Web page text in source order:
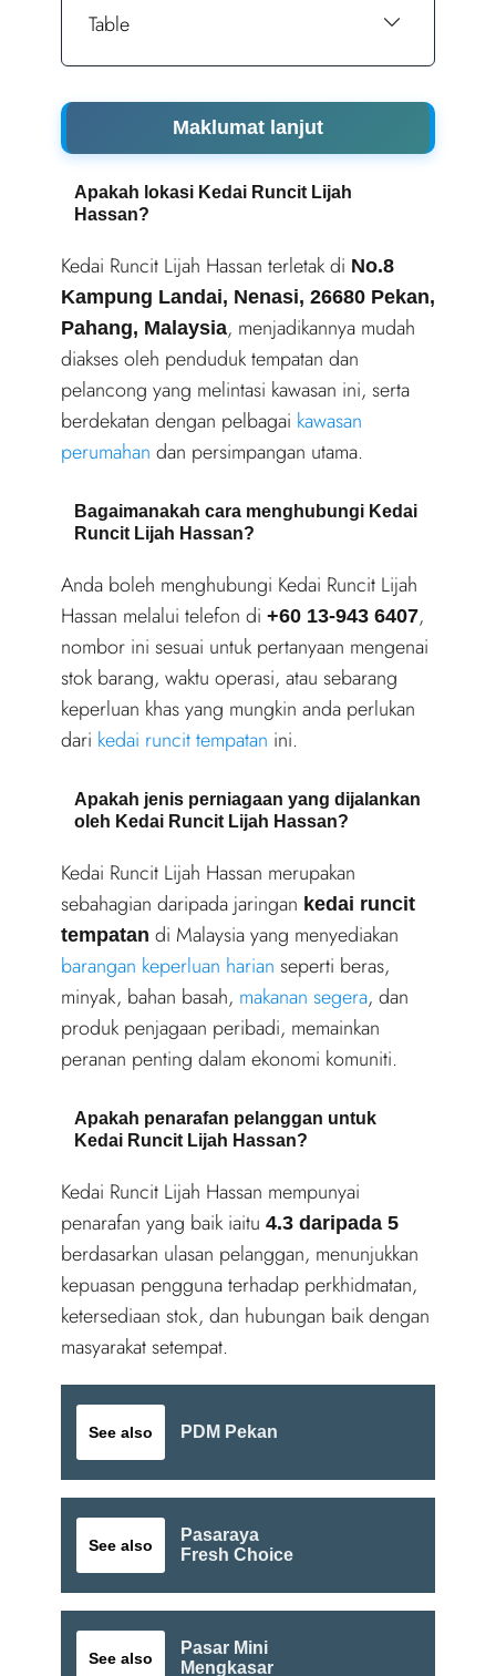
Table
Maklumat lanjut
Apakah lokasi Kedai Runcit Lijah
Hassan?
Kedai Runcit Lijah Hassan terletak di No.8
Kampung Landai, Nenasi, 26680 Pekan,
Pahang, Malaysia, menjadikannya mudah
diakses oleh penduduk tempatan dan
pelancong yang melintasi kawasan ini, serta
berdekatan dengan pelbagai kawasan
perumahan dan persimpangan utama.
Bagaimanakah cara menghubungi Kedai
Runcit Lijah Hassan?
Anda boleh menghubungi Kedai Runcit Lijah
Hassan melalui telefon di +60 13-943 6407,
nombor ini sesuai untuk pertanyaan mengenai
stok barang, waktu operasi, atau sebarang
keperluan khas yang mungkin anda perlukan
dari kedai runcit tempatan ini.
Apakah jenis perniagaan yang dijalankan
oleh Kedai Runcit Lijah Hassan?
Kedai Runcit Lijah Hassan merupakan
sebahagian daripada jaringan kedai runcit
tempatan di Malaysia yang menyediakan
barangan keperluan harian seperti beras,
minyak, bahan basah, makanan segera, dan
produk penjagaan peribadi, memainkan
peranan penting dalam ekonomi komuniti.
Apakah penarafan pelanggan untuk
Kedai Runcit Lijah Hassan?
Kedai Runcit Lijah Hassan mempunyai
penarafan yang baik iaitu 4.3 daripada 5
berdasarkan ulasan pelanggan, menunjukkan
kepuasan pengguna terhadap perkhidmatan,
ketersediaan stok, dan hubungan baik dengan
masyarakat setempat.
See also PDM Pekan
See also
Pasaraya
Fresh Choice
See also
Pasar Mini
Mengkasar